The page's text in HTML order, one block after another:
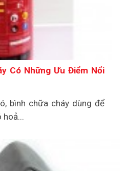
Có Những Ưu Điểm Nổi
bình chữa cháy dùng để
hoả...